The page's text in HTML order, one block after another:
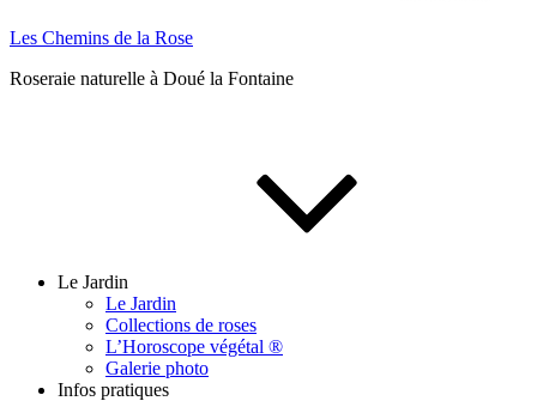
Les Chemins de la Rose
Roseraie naturelle à Doué la Fontaine
Le Jardin
Le Jardin
Collections de roses
L’Horoscope végétal ®
Galerie photo
Infos pratiques